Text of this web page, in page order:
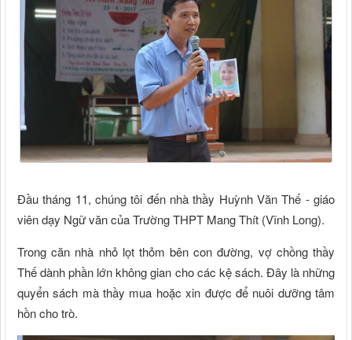
Đầu tháng 11, chúng tôi đến nhà thầy Huỳnh Văn Thế - giáo
viên dạy Ngữ văn của Trường THPT Mang Thít (Vĩnh Long).
Trong căn nhà nhỏ lọt thỏm bên con đường, vợ chồng thầy
Thế dành phần lớn không gian cho các kệ sách. Đây là những
quyển sách mà thầy mua hoặc xin được để nuôi dưỡng tâm
hồn cho trò.